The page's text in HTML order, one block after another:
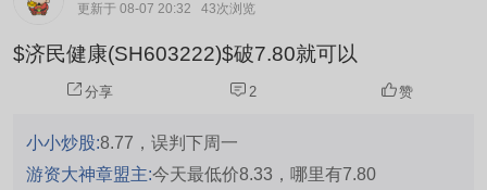
更新于 08-07 20:32 43次浏览
$济民健康(SH603222)$破7.80就可以
分享 2 赞
小小炒股:8.77，误判下周一
游资大神章盟主:今天最低价8.33，哪里有7.80